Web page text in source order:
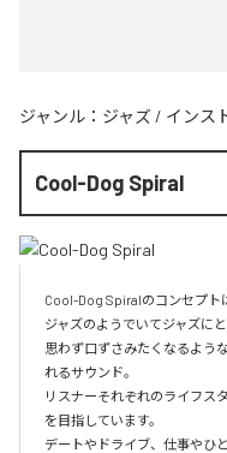
ジャンル： ジャズ / インス
Cool-Dog Spiral
Cool-Dog Spiralのコンセプト
ジャズのようでいてジャズにと
思わず口ずさみたくなるよう
れるサウンド。
リスナーそれぞれのライフス
を目指しています。
デートやドライブ、仕事やひ